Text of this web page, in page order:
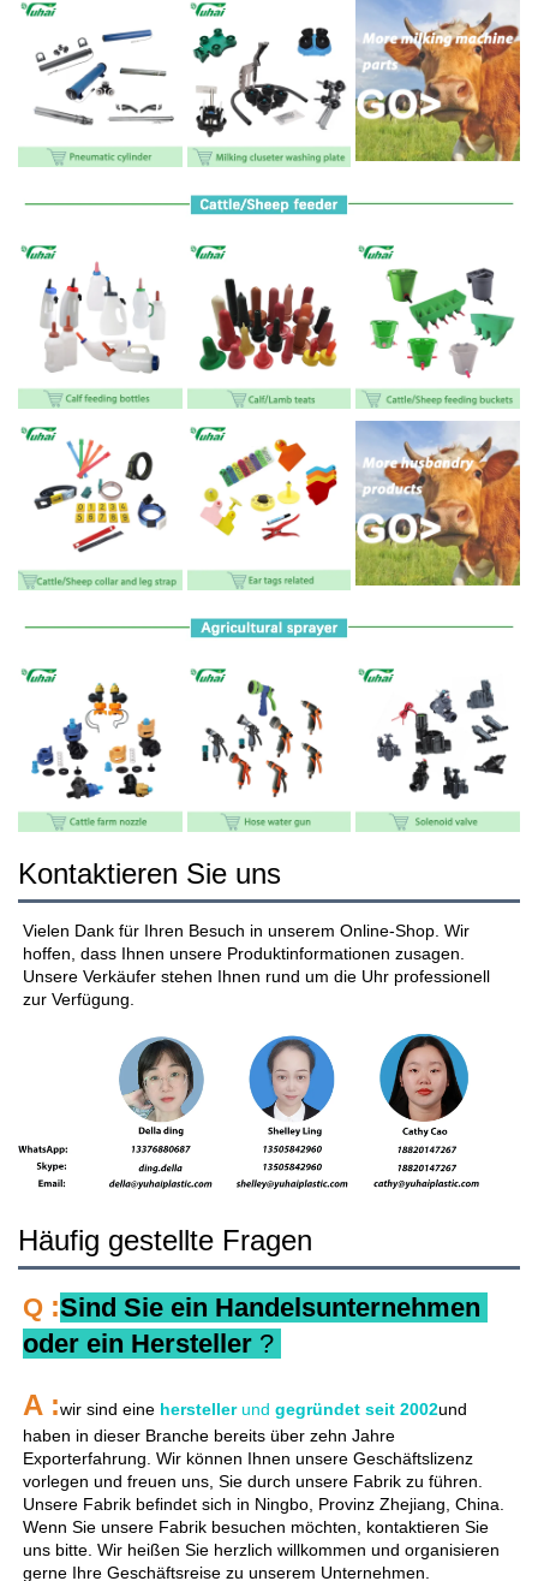
Kontaktieren Sie uns
Vielen Dank für Ihren Besuch in unserem Online-Shop. Wir
hoffen, dass Ihnen unsere Produktinformationen zusagen.
Unsere Verkäufer stehen Ihnen rund um die Uhr professionell
zur Verfügung.
Häufig gestellte Fragen
Q :Sind Sie ein Handelsunternehmen
oder ein Hersteller ?
A :wir sind eine hersteller und gegründet seit 2002und
haben in dieser Branche bereits über zehn Jahre
Exporterfahrung. Wir können Ihnen unsere Geschäftslizenz
vorlegen und freuen uns, Sie durch unsere Fabrik zu führen.
Unsere Fabrik befindet sich in Ningbo, Provinz Zhejiang, China.
Wenn Sie unsere Fabrik besuchen möchten, kontaktieren Sie
uns bitte. Wir heißen Sie herzlich willkommen und organisieren
gerne Ihre Geschäftsreise zu unserem Unternehmen.